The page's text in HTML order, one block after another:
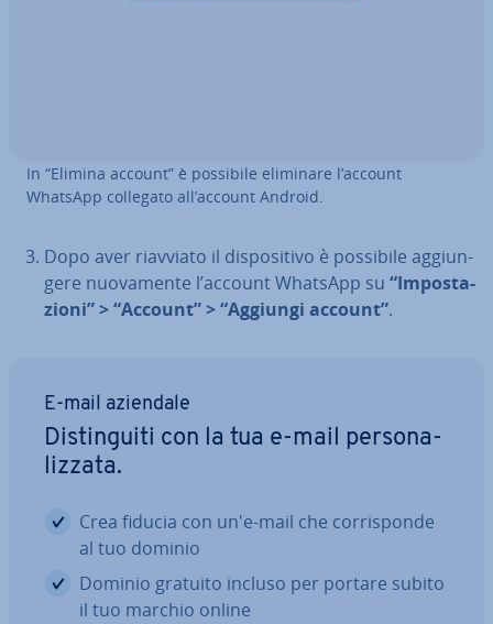
In “Elimina account” è possibile eliminare l’account
WhatsApp collegato all’account Android.
Dopo aver riavviato il di­spo­si­ti­vo è possibile ag­giun­
ge­re nuo­va­men­te l’account WhatsApp su “Im­po­sta­
zio­ni” > “Account” > “Aggiungi account”.
E-mail aziendale
Di­stin­gui­ti con la tua e-mail per­so­na­
liz­za­ta.
Crea fiducia con un'e-mail che cor­ri­spon­de
al tuo dominio
Dominio gratuito incluso per portare subito
il tuo marchio online